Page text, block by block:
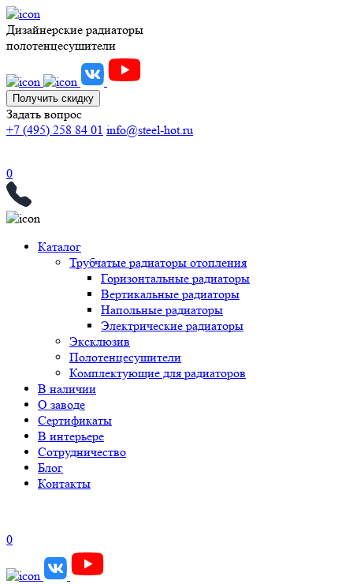
Дизайнерские радиаторы
полотенцесушители
Получить скидку
Задать вопрос
+7 (495) 258 84 01 info@steel-hot.ru
0
Каталог
Трубчатые радиаторы отопления
Горизонтальные радиаторы
Вертикальные радиаторы
Напольные радиаторы
Электрические радиаторы
Эксклюзив
Полотенцесушители
Комплектующие для радиаторов
В наличии
О заводе
Сертификаты
В интерьере
Сотрудничество
Блог
Контакты
0